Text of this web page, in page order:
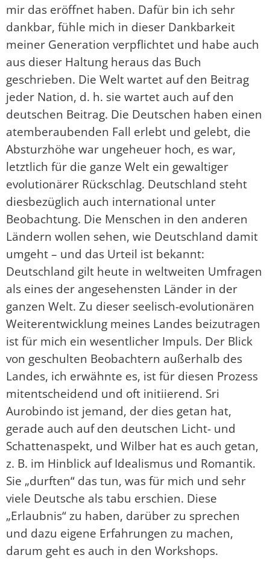
mir das eröffnet haben. Dafür bin ich sehr
dankbar, fühle mich in dieser Dankbarkeit
meiner Generation verpflichtet und habe auch
aus dieser Haltung heraus das Buch
geschrieben. Die Welt wartet auf den Beitrag
jeder Nation, d. h. sie wartet auch auf den
deutschen Beitrag. Die Deutschen haben einen
atemberaubenden Fall erlebt und gelebt, die
Absturzhöhe war ungeheuer hoch, es war,
letztlich für die ganze Welt ein gewaltiger
evolutionärer Rückschlag. Deutschland steht
diesbezüglich auch international unter
Beobachtung. Die Menschen in den anderen
Ländern wollen sehen, wie Deutschland damit
umgeht – und das Urteil ist bekannt:
Deutschland gilt heute in weltweiten Umfragen
als eines der angesehensten Länder in der
ganzen Welt. Zu dieser seelisch-evolutionären
Weiterentwicklung meines Landes beizutragen
ist für mich ein wesentlicher Impuls. Der Blick
von geschulten Beobachtern außerhalb des
Landes, ich erwähnte es, ist für diesen Prozess
mitentscheidend und oft initiierend. Sri
Aurobindo ist jemand, der dies getan hat,
gerade auch auf den deutschen Licht- und
Schattenaspekt, und Wilber hat es auch getan,
z. B. im Hinblick auf Idealismus und Romantik.
Sie „durften“ das tun, was für mich und sehr
viele Deutsche als tabu erschien. Diese
„Erlaubnis“ zu haben, darüber zu sprechen
und dazu eigene Erfahrungen zu machen,
darum geht es auch in den Workshops.